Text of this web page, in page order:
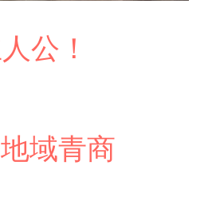
公！
域青商